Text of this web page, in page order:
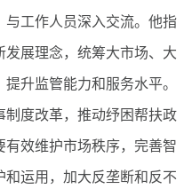
工作人员深入交流。他指
展理念，统筹大市场、大
升监管能力和服务水平。
度改革，推动纾困帮扶政
效维护市场秩序，完善智
运用，加大反垄断和反不